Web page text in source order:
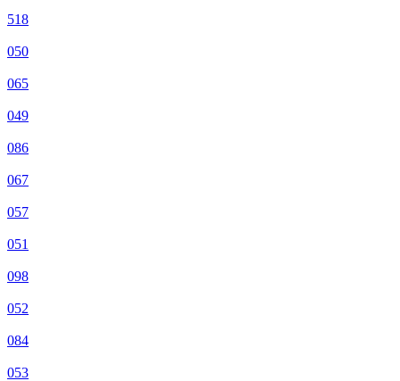
518
050
065
049
086
067
057
051
098
052
084
053